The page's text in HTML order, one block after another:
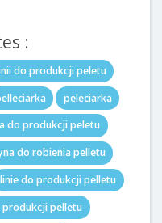
:
do produkcji peletu
peleciarka
do produkcji peletu
do robienia pelletu
linie do produkcji pelletu
produkcji pelletu